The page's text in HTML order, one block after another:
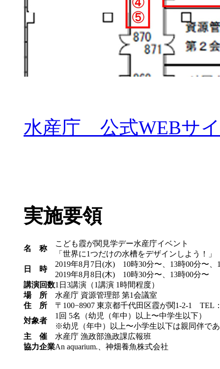
水産庁 公式WEBサ
実施要領
名 称
こども霞が関見学デー水産庁イベント
「世界に1つだけの水槽をデザインしよう！」
日 時
2019年8月7日(水) 10時30分〜、13時00分〜、
2019年8月8日(木) 10時30分〜、13時00分〜
講演回数1日3講演（1講演 1時間程度）
場 所
水産庁 資源管理部 第1会議室
住 所
〒100−8907 東京都千代田区霞が関1-2-1 TEL
対象者
1回 5名（幼児（年中）以上〜中学生以下）
※幼児（年中）以上〜小学生以下は親同伴で
主 催
水産庁 漁政部漁政課広報班
協力企業An aquarium.、神畑養魚株式会社